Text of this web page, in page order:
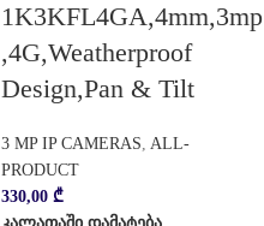
1K3KFL4GA,4mm,3mp
,4G,Weatherproof
Design,Pan & Tilt
3 MP IP CAMERAS, ALL-
PRODUCT
330,00 ₾